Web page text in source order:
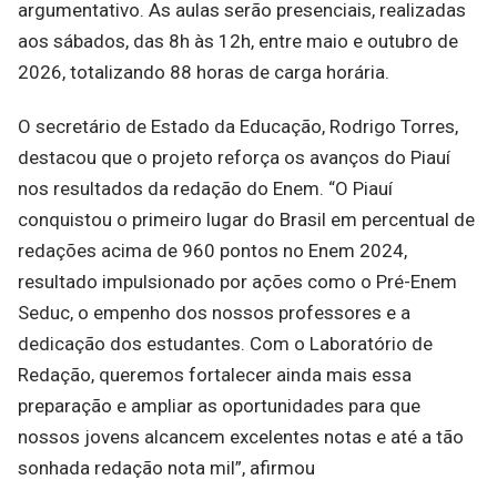
argumentativo. As aulas serão presenciais, realizadas
aos sábados, das 8h às 12h, entre maio e outubro de
2026, totalizando 88 horas de carga horária.
O secretário de Estado da Educação, Rodrigo Torres,
destacou que o projeto reforça os avanços do Piauí
nos resultados da redação do Enem. “O Piauí
conquistou o primeiro lugar do Brasil em percentual de
redações acima de 960 pontos no Enem 2024,
resultado impulsionado por ações como o Pré-Enem
Seduc, o empenho dos nossos professores e a
dedicação dos estudantes. Com o Laboratório de
Redação, queremos fortalecer ainda mais essa
preparação e ampliar as oportunidades para que
nossos jovens alcancem excelentes notas e até a tão
sonhada redação nota mil”, afirmou